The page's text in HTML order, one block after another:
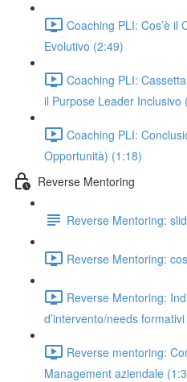
Coaching PLI: Cos’è il
Evolutivo (2:49)
Coaching PLI:
il Purpose Leader Inclusivo
Coaching PLI:
Opportunità) (1:18)
Reverse Mentoring
Reverse Mentoring:
Reverse Mentoring:
Reverse Mentoring:
d’intervento/needs
Reverse mentoring:
Management aziendale